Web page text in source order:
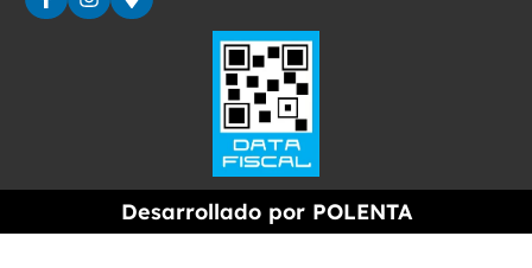
Desarrollado por POLENTA